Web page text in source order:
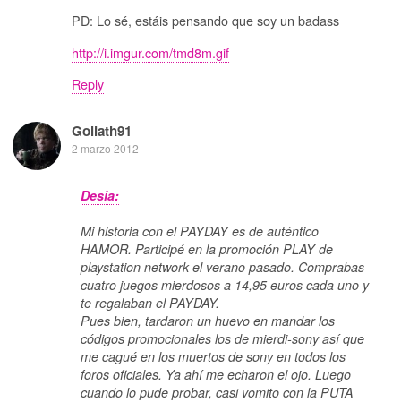
PD: Lo sé, estáis pensando que soy un badass
http://i.imgur.com/tmd8m.gif
Reply
Goliath91
2 marzo 2012
Desia:
Mi historia con el PAYDAY es de auténtico
HAMOR. Participé en la promoción PLAY de
playstation network el verano pasado. Comprabas
cuatro juegos mierdosos a 14,95 euros cada uno y
te regalaban el PAYDAY.
Pues bien, tardaron un huevo en mandar los
códigos promocionales los de mierdi-sony así que
me cagué en los muertos de sony en todos los
foros oficiales. Ya ahí me echaron el ojo. Luego
cuando lo pude probar, casi vomito con la PUTA